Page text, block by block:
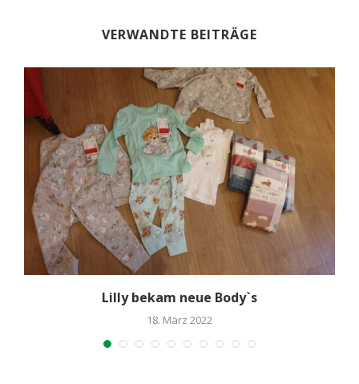
VERWANDTE BEITRÄGE
Lilly bekam neue Body`s
18. März 2022